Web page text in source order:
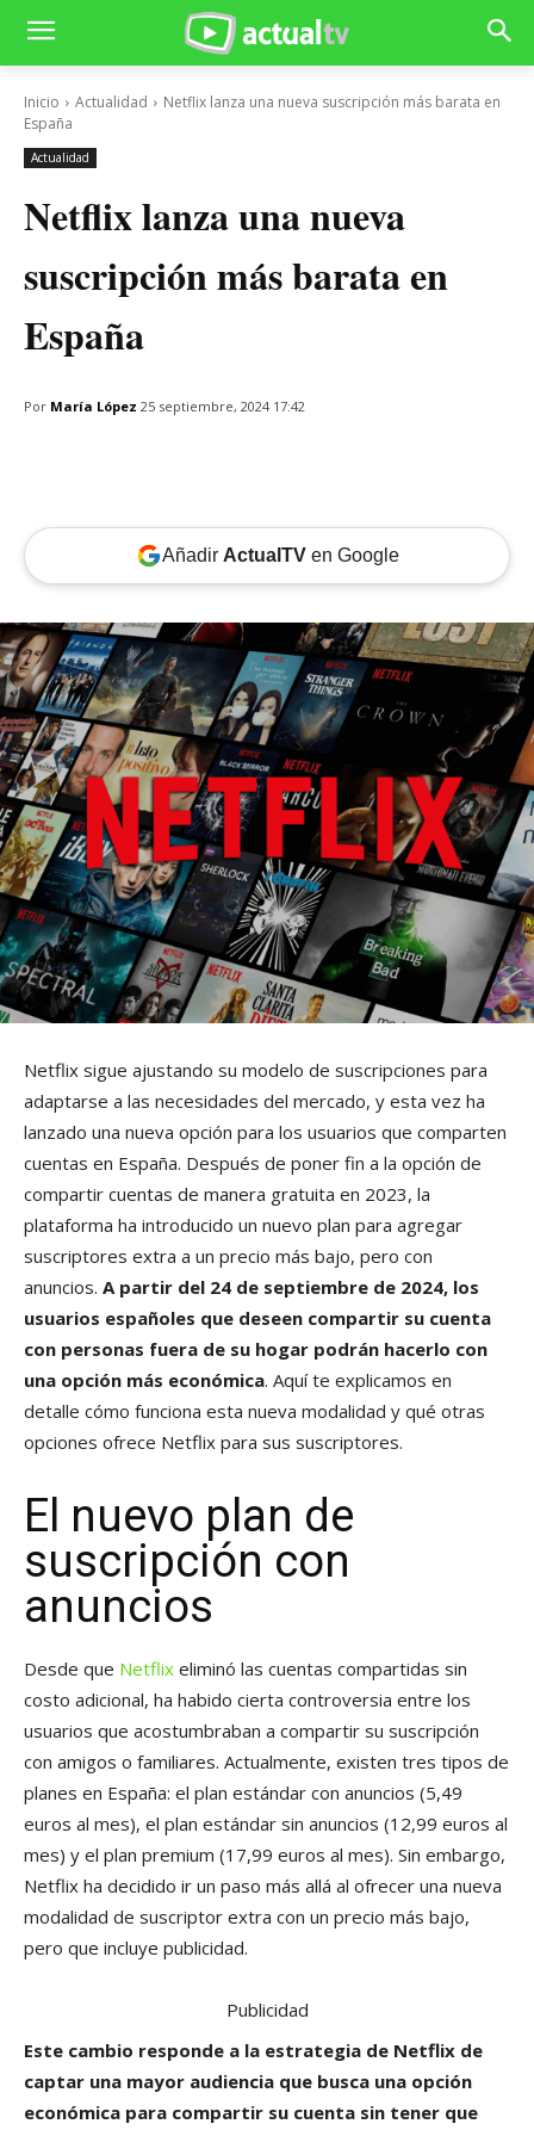
Inicio Actualidad
Netflix lanza una nueva suscripción más barata en
España
Actualidad
Netflix lanza una nueva
suscripción más barata en
España
Por María López 25 septiembre, 2024 17:42
Añadir ActualTVen Google
Netflix sigue ajustando su modelo de suscripciones para
adaptarse a las necesidades del mercado, y esta vez ha
lanzado una nueva opción para los usuarios que comparten
cuentas en España. Después de poner fin a la opción de
compartir cuentas de manera gratuita en 2023, la
plataforma ha introducido un nuevo plan para agregar
suscriptores extra a un precio más bajo, pero con
anuncios. A partir del 24 de septiembre de 2024, los
usuarios españoles que deseen compartir su cuenta
con personas fuera de su hogar podrán hacerlo con
una opción más económica. Aquí te explicamos en
detalle cómo funciona esta nueva modalidad y qué otras
opciones ofrece Netflix para sus suscriptores.
El nuevo plan de
suscripción con
anuncios
Desde que Netflix eliminó las cuentas compartidas sin
costo adicional, ha habido cierta controversia entre los
usuarios que acostumbraban a compartir su suscripción
con amigos o familiares. Actualmente, existen tres tipos de
planes en España: el plan estándar con anuncios (5,49
euros al mes), el plan estándar sin anuncios (12,99 euros al
mes) y el plan premium (17,99 euros al mes). Sin embargo,
Netflix ha decidido ir un paso más allá al ofrecer una nueva
modalidad de suscriptor extra con un precio más bajo,
pero que incluye publicidad.
Publicidad
Este cambio responde a la estrategia de Netflix de
captar una mayor audiencia que busca una opción
económica para compartir su cuenta sin tener que